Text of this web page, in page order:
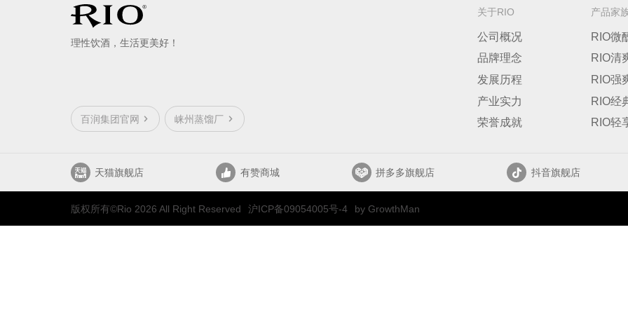
理性饮酒，生活更美好！
百润集团官网 崃州蒸馏厂
关于RIO
公司概况
品牌理念
发展历程
产业实力
荣誉成就
产品家
RIO微
RIO清
RIO强
RIO经
RIO轻
天猫旗舰店 有赞商城 拼多多旗舰店 抖音旗舰店
版权所有©Rio 2026 All Right Reserved 沪ICP备09054005号-4 by GrowthMan